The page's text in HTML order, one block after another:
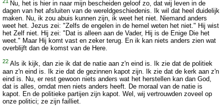
Nu, het is hier in naar mijn bescheiden geloof zo, dat wij leven in de
dagen van het afsluiten van de wereldgeschiedenis. Ik wil dat heel duidelijk
maken. Nu, ik zou abuis kunnen zijn, ik weet het niet. Niemand anders
weet het. Jezus zei: "Zelfs de engelen in de hemel weten het niet." Hij wist
het Zelf niet. Hij zei: "Dat is alleen aan de Vader, Hij is de Enige Die het
weet." Maar Hij komt vast en zeker terug. En ik kan niets anders zien wat
overblijft dan de komst van de Here.
22 Als ik kijk, dan zie ik dat de natie aan z'n eind is. Ik zie dat de politiek
aan z'n eind is. Ik zie dat de gezinnen kapot zijn. Ik zie dat de kerk aan z'n
eind is. Nu, er rest gewoon niets anders wat het herstellen kan dan God,
dat is alles, omdat men niets anders heeft. De moraal van de natie is
kapot. En de politieke partijen zijn kapot. Wel, wij vertrouwden zoveel op
onze politici; ze zijn failliet.